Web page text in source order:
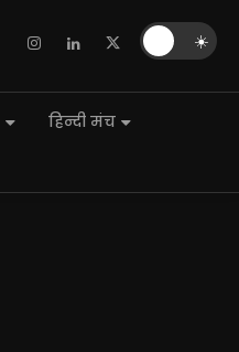
हिन्दी मंच
☀️